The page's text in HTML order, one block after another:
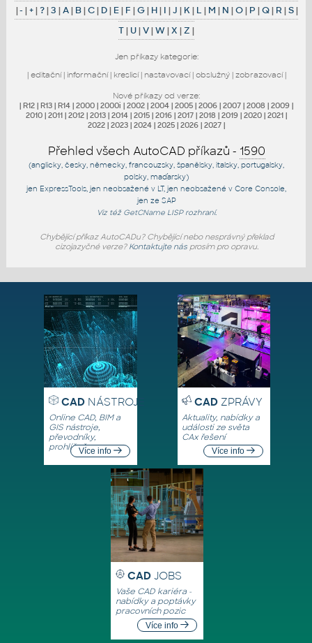
|- |+|?|3 |A| B|C| D| E| F |G| H| I |J | K| L | M | N |O| P |Q| R |S|
T| U|V|W|X |Z |
Jen příkazy kategorie:
| editační| informační| kreslicí| nastavovací| obslužný| zobrazovací|
Nové příkazy od verze:
| R12 | R13 | R14 | 2000 | 2000i | 2002 | 2004 | 2005 | 2006 | 2007 | 2008 | 2009 |
2010 | 2011 | 2012 | 2013 | 2014 | 2015 | 2016 | 2017 | 2018 | 2019 | 2020 | 2021 |
2022 | 2023 | 2024 | 2025 | 2026 | 2027 |
Přehled všech AutoCAD příkazů - 1590
(anglicky, česky, německy, francouzsky, španělsky, italsky, portugalsky,
polsky, maďarsky)
jen ExpressTools , jen neobsažené v LT, jen neobsažené v Core Console
jen ze SAP
Viz též GetCNameLISP rozhraní.
Chybějící příkaz AutoCADu? Chybějící nebo nesprávný překlad
cizojazyčné verze? Kontaktujte násprosím pro opravu.
CADNÁSTROJE
Online CAD, BIM a
GIS nástroje,
převodníky,
prohlížečeVíce info
CADZPRÁVY
Aktuality, nabídky a
události ze světa
CAx řešení
Více info
CAD JOBS
Vaše CAD kariéra -
nabídky a poptávky
pracovních pozic
Více info